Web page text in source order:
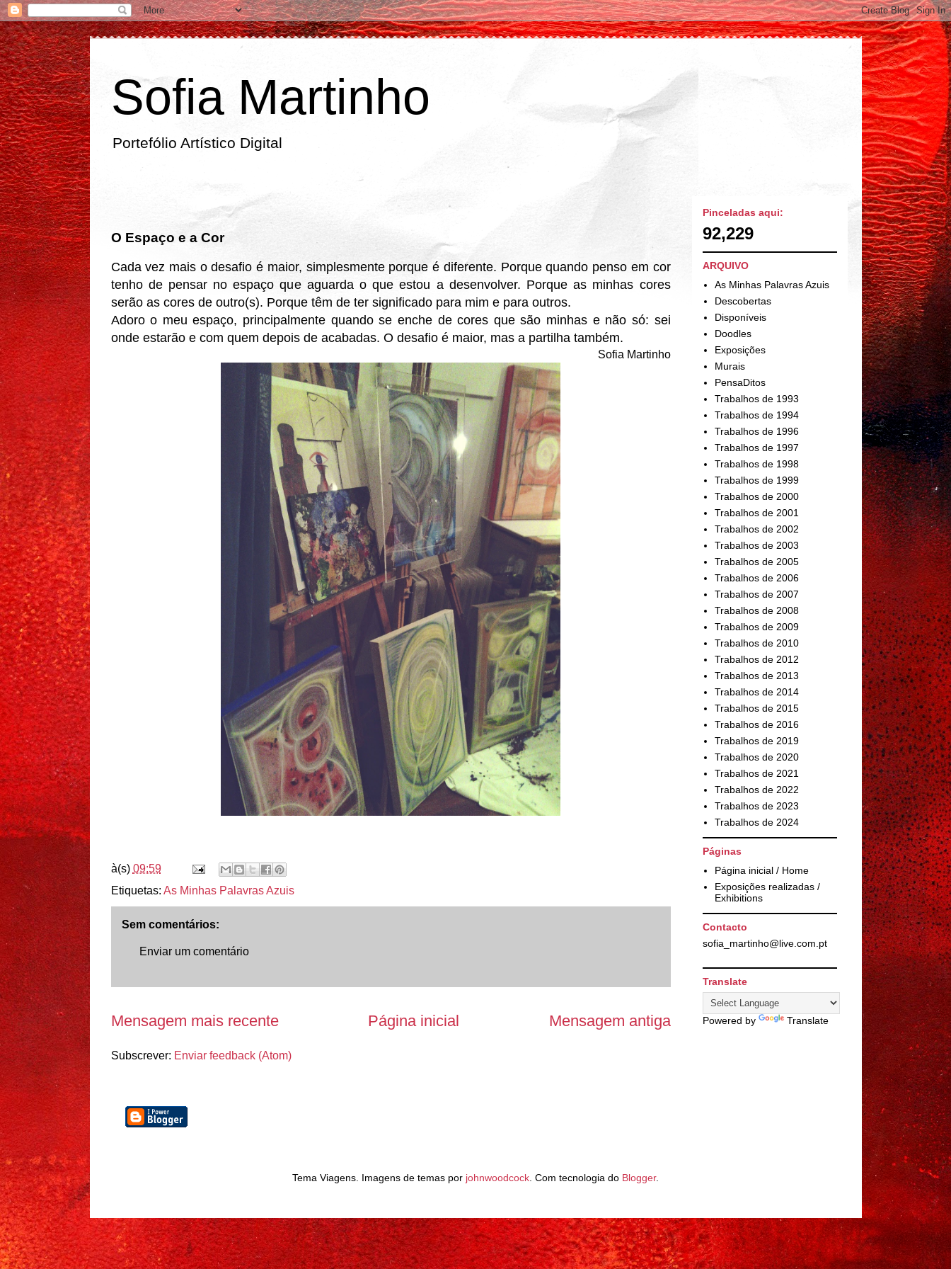
Sofia Martinho
Portefólio Artístico Digital
O Espaço e a Cor
Cada vez mais o desafio é maior, simplesmente porque é diferente. Porque quando penso em cor
tenho de pensar no espaço que aguarda o que estou a desenvolver. Porque as minhas cores
serão as cores de outro(s). Porque têm de ter significado para mim e para outros.
Adoro o meu espaço, principalmente quando se enche de cores que são minhas e não só: sei
onde estarão e com quem depois de acabadas. O desafio é maior, mas a partilha também.
Sofia Martinho
à(s) 09:59
Etiquetas: As Minhas Palavras Azuis
Sem comentários:
Enviar um comentário
Mensagem mais recente Mensagem antiga
Página inicial
Subscrever: Enviar feedback (Atom)
Pinceladas aqui:
92,229
ARQUIVO
As Minhas Palavras Azuis
Descobertas
Disponíveis
Doodles
Exposições
Murais
PensaDitos
Trabalhos de 1993
Trabalhos de 1994
Trabalhos de 1996
Trabalhos de 1997
Trabalhos de 1998
Trabalhos de 1999
Trabalhos de 2000
Trabalhos de 2001
Trabalhos de 2002
Trabalhos de 2003
Trabalhos de 2005
Trabalhos de 2006
Trabalhos de 2007
Trabalhos de 2008
Trabalhos de 2009
Trabalhos de 2010
Trabalhos de 2012
Trabalhos de 2013
Trabalhos de 2014
Trabalhos de 2015
Trabalhos de 2016
Trabalhos de 2019
Trabalhos de 2020
Trabalhos de 2021
Trabalhos de 2022
Trabalhos de 2023
Trabalhos de 2024
Páginas
Página inicial / Home
Exposições realizadas /
Exhibitions
Contacto
sofia_martinho@live.com.pt
Translate
Powered by Translate
Tema Viagens. Imagens de temas por johnwoodcock . Com tecnologia do Blogger.